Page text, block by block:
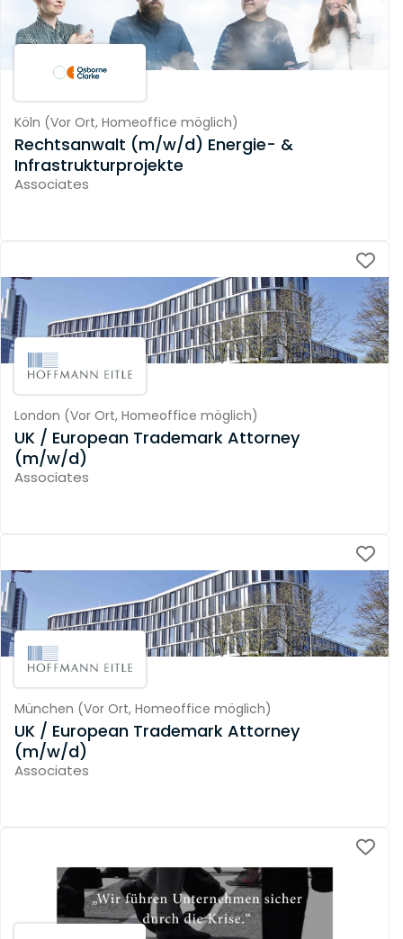
Köln (Vor Ort, Homeoffice möglich)
Rechtsanwalt (m/w/d) Energie- &
Infrastrukturprojekte
Associates
London (Vor Ort, Homeoffice möglich)
UK / European Trademark Attorney
(m/w/d)
Associates
München (Vor Ort, Homeoffice möglich)
UK / European Trademark Attorney
(m/w/d)
Associates